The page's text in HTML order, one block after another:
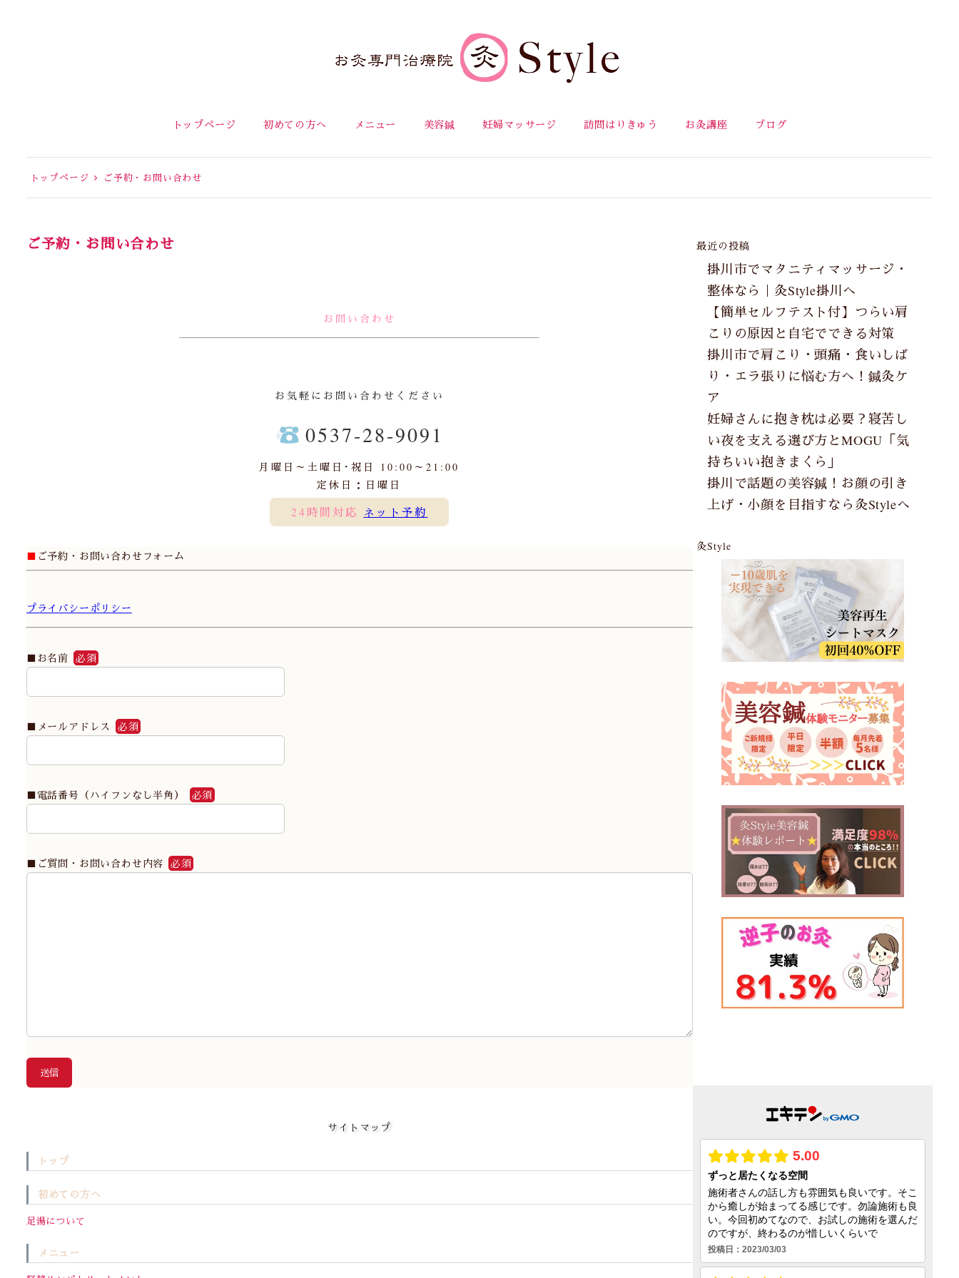
トップページ 初めての方へ メニュー 美容鍼 妊婦マッサージ 訪問はりきゅう お灸講座 ブログ
トップページ ご予約・お問い合わせ
ご予約・お問い合わせ
お問い合わせ
お気軽にお問い合わせください
0537-28-9091
月曜日～土曜日･祝日 10:00～21:00
定休日：日曜日
24時間対応 ネット予約
■ ご予約・お問い合わせフォーム
プライバシーポリシー
■お名前 必須
■メールアドレス 必須
■電話番号（ハイフンなし半角） 必須
■ご質問・お問い合わせ内容 必須
サイトマップ
トップ
初めての方へ
足湯について
メニュー
最近の投稿
掛川市でマタニティマッサージ・
整体なら｜灸Style掛川へ
【簡単セルフテスト付】つらい肩
こりの原因と自宅でできる対策
掛川市で肩こり・頭痛・食いしば
り・エラ張りに悩む方へ！鍼灸ケ
ア
妊婦さんに抱き枕は必要？寝苦し
い夜を支える選び方とMOGU「気
持ちいい抱きまくら」
掛川で話題の美容鍼！お顔の引き
上げ・小顔を目指すなら灸Styleへ
灸Style